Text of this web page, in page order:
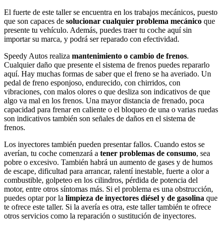
El fuerte de este taller se encuentra en los trabajos mecánicos, puesto
que son capaces de solucionar cualquier problema mecánico que
presente tu vehículo. Además, puedes traer tu coche aquí sin
importar su marca, y podrá ser reparado con efectividad.
Speedy Autos realiza mantenimiento o cambio de frenos.
Cualquier daño que presente el sistema de frenos puedes repararlo
aquí. Hay muchas formas de saber que el freno se ha averiado. Un
pedal de freno esponjoso, endurecido, con chirridos, con
vibraciones, con malos olores o que desliza son indicativos de que
algo va mal en los frenos. Una mayor distancia de frenado, poca
capacidad para frenar en caliente o el bloqueo de una o varias ruedas
son indicativos también son señales de daños en el sistema de
frenos.
Los inyectores también pueden presentar fallos. Cuando estos se
averían, tu coche comenzará a tener problemas de consumo, sea
pobre o excesivo. También habrá un aumento de gases y de humos
de escape, dificultad para arrancar, ralentí inestable, fuerte a olor a
combustible, golpeteo en los cilindros, pérdida de potencia del
motor, entre otros síntomas más. Si el problema es una obstrucción,
puedes optar por la limpieza de inyectores diésel y de gasolina que
te ofrece este taller. Si la avería es otra, este taller también te ofrece
otros servicios como la reparación o sustitución de inyectores.